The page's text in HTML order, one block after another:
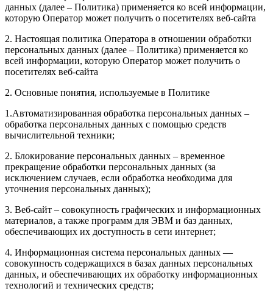
данных (далее – Политика) применяется ко всей информации,
которую Оператор может получить о посетителях веб-сайта
2. Настоящая политика Оператора в отношении обработки
персональных данных (далее – Политика) применяется ко
всей информации, которую Оператор может получить о
посетителях веб-сайта
2. Основные понятия, используемые в Политике
1.Автоматизированная обработка персональных данных –
обработка персональных данных с помощью средств
вычислительной техники;
2. Блокирование персональных данных – временное
прекращение обработки персональных данных (за
исключением случаев, если обработка необходима для
уточнения персональных данных);
3. Веб-сайт – совокупность графических и информационных
материалов, а также программ для ЭВМ и баз данных,
обеспечивающих их доступность в сети интернет;
4. Информационная система персональных данных —
совокупность содержащихся в базах данных персональных
данных, и обеспечивающих их обработку информационных
технологий и технических средств;